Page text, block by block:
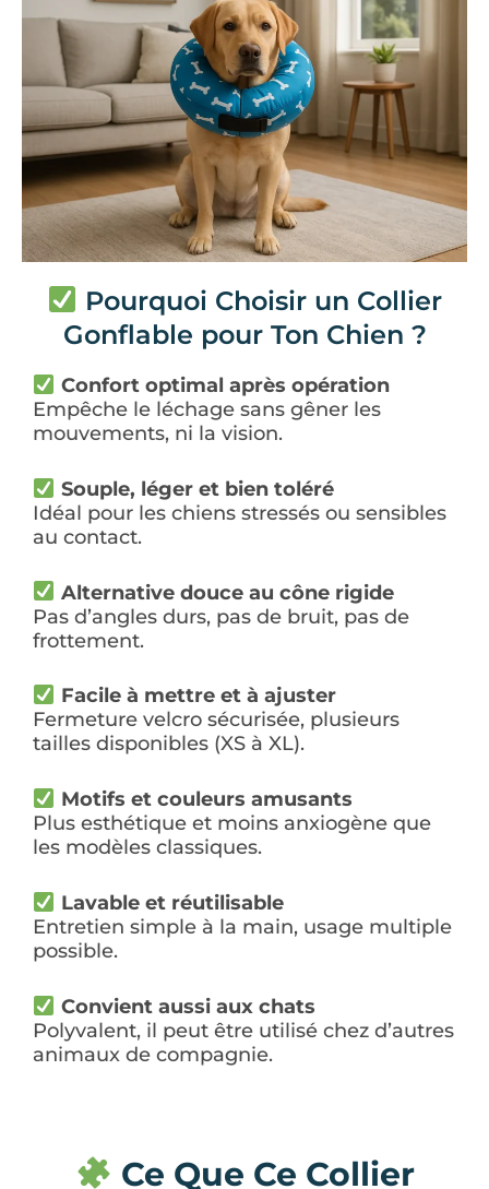
Pourquoi Choisir un Collier
Gonflable pour Ton Chien ?
Confort optimal après opération
Empêche le léchage sans gêner les
mouvements, ni la vision.
Souple, léger et bien toléré
Idéal pour les chiens stressés ou sensibles
au contact.
Alternative douce au cône rigide
Pas d’angles durs, pas de bruit, pas de
frottement.
Facile à mettre et à ajuster
Fermeture velcro sécurisée, plusieurs
tailles disponibles (XS à XL).
Motifs et couleurs amusants
Plus esthétique et moins anxiogène que
les modèles classiques.
Lavable et réutilisable
Entretien simple à la main, usage multiple
possible.
Convient aussi aux chats
Polyvalent, il peut être utilisé chez d’autres
animaux de compagnie.
Ce Que Ce Collier